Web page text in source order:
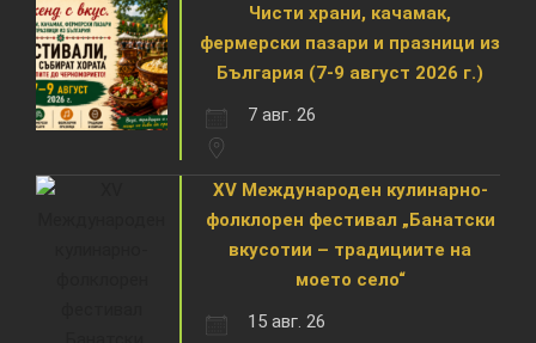
Чисти храни, качамак,
фермерски пазари и празници из
България (7-9 август 2026 г.)
7 авг. 26
XV Международен кулинарно-
фолклорен фестивал „Банатски
вкусотии – традициите на
моето село“
15 авг. 26